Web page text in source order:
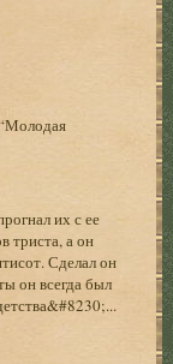
их с ее
триста, а он
Сделал он
он всегда был